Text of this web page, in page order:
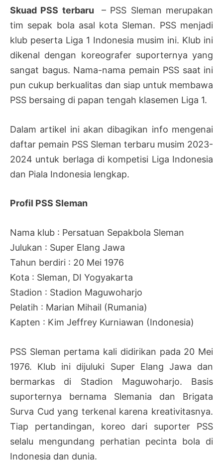
Skuad PSS terbaru – PSS Sleman merupakan
tim sepak bola asal kota Sleman. PSS menjadi
klub peserta Liga 1 Indonesia musim ini. Klub ini
dikenal dengan koreografer suporternya yang
sangat bagus. Nama-nama pemain PSS saat ini
pun cukup berkualitas dan siap untuk membawa
PSS bersaing di papan tengah klasemen Liga 1.
Dalam artikel ini akan dibagikan info mengenai
daftar pemain PSS Sleman terbaru musim 2023-
2024 untuk berlaga di kompetisi Liga Indonesia
dan Piala Indonesia lengkap.
Profil PSS Sleman
Nama klub : Persatuan Sepakbola Sleman
Julukan : Super Elang Jawa
Tahun berdiri : 20 Mei 1976
Kota : Sleman, DI Yogyakarta
Stadion : Stadion Maguwoharjo
Pelatih : Marian Mihail (Rumania)
Kapten : Kim Jeffrey Kurniawan (Indonesia)
PSS Sleman pertama kali didirikan pada 20 Mei
1976. Klub ini dijuluki Super Elang Jawa dan
bermarkas di Stadion Maguwoharjo. Basis
suporternya bernama Slemania dan Brigata
Surva Cud yang terkenal karena kreativitasnya.
Tiap pertandingan, koreo dari suporter PSS
selalu mengundang perhatian pecinta bola di
Indonesia dan dunia.